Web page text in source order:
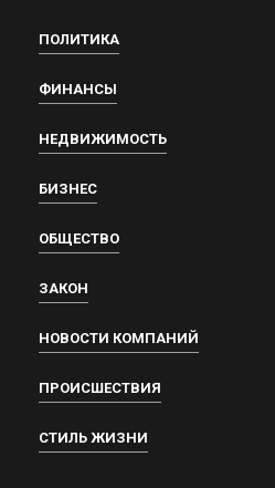
ПОЛИТИКА
ФИНАНСЫ
НЕДВИЖИМОСТЬ
БИЗНЕС
ОБЩЕСТВО
ЗАКОН
НОВОСТИ КОМПАНИЙ
ПРОИСШЕСТВИЯ
СТИЛЬ ЖИЗНИ